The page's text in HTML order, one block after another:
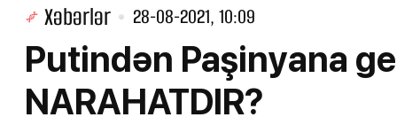
Xəbərlər 28-08-2021, 10:09
Putindən Paşinyana
NARAHATDIR?